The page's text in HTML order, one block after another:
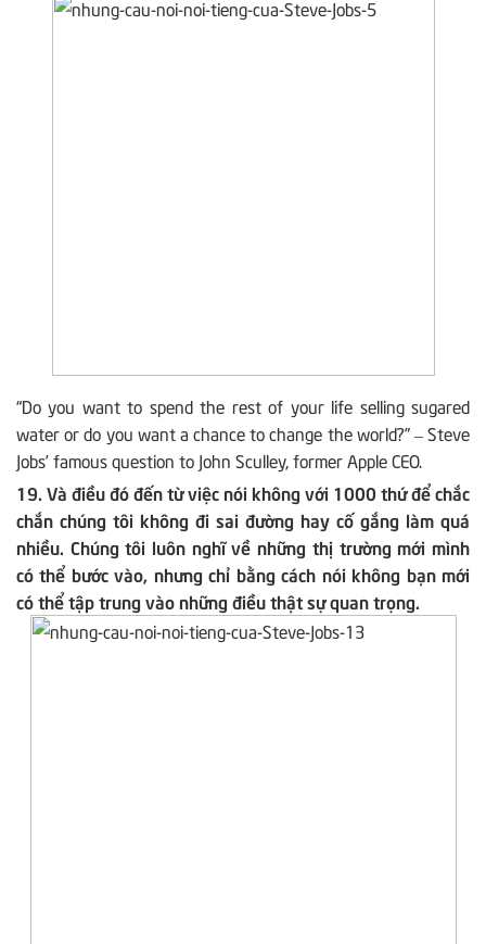
“Do you want to spend the rest of your life selling sugared
water or do you want a chance to change the world?” – Steve
Jobs’ famous question to John Sculley, former Apple CEO.
19. Và điều đó đến từ việc nói không với 1000 thứ để chắc
chắn chúng tôi không đi sai đường hay cố gắng làm quá
nhiều. Chúng tôi luôn nghĩ về những thị trường mới mình
có thể bước vào, nhưng chỉ bằng cách nói không bạn mới
có thể tập trung vào những điều thật sự quan trọng.